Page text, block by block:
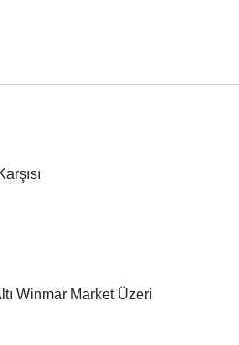
Winmar Market Üzeri